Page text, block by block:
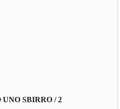
UNO SBIRRO / 2